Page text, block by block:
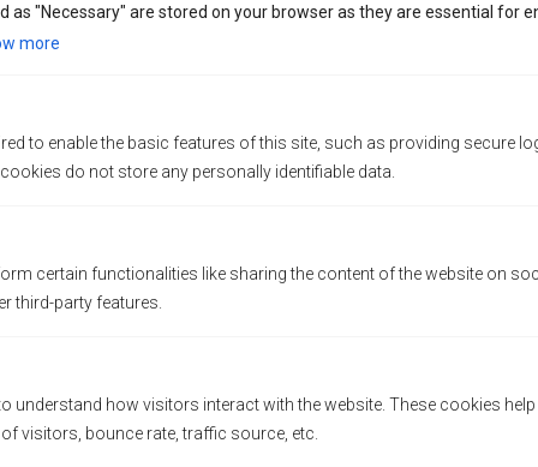
as "Necessary" are stored on your browser as they are essential for
more
to enable the basic features of this site, such as providing secure
do not store any personally identifiable data.
certain functionalities like sharing the content of the website on
third-party features.
understand how visitors interact with the website. These cookies
visitors, bounce rate, traffic source, etc.
Save my name, email, and website in this